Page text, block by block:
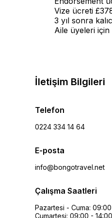
Vize ücreti
3 yıl sonra
Aile üyeleri
İletişim Bilgileri
Telefon
0224 334 14 64
E-posta
info@bongotravel.net
Çalışma Saatleri
Pazartesi - Cuma:
Cumartesi: 09:00 - 14:00